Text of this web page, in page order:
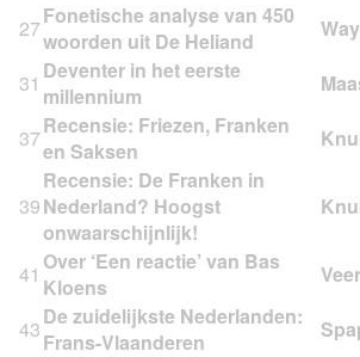
27Fonetische analyse van 450
woorden uit De Heliand
31 Deventer in het eerste
millennium
37Recensie: Friezen, Franken
en Saksen
39
Recensie: De Franken in
Nederland? Hoogst
onwaarschijnlijk!
41 Over ‘Een reactie’ van Bas
Kloens
43De zuidelijkste Nederlanden:
Frans-Vlaanderen